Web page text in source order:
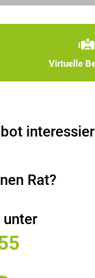
Virtuelle
Rat?
unter